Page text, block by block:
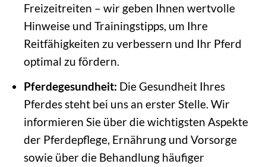
Freizeitreiten – wir geben Ihnen wertvolle
Hinweise und Trainingstipps, um Ihre
Reitfähigkeiten zu verbessern und Ihr Pferd
optimal zu fördern.
Pferdegesundheit: Die Gesundheit Ihres
Pferdes steht bei uns an erster Stelle. Wir
informieren Sie über die wichtigsten Aspekte
der Pferdepflege, Ernährung und Vorsorge
sowie über die Behandlung häufiger